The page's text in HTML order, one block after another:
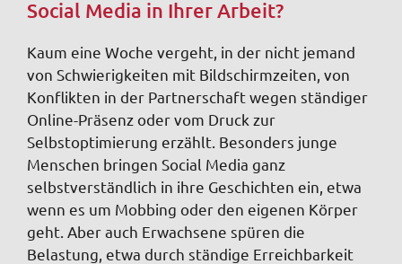
Social Media in Ihrer Arbeit?
Kaum eine Woche vergeht, in der nicht jemand
von Schwierigkeiten mit Bildschirmzeiten, von
Konflikten in der Partnerschaft wegen ständiger
Online-Präsenz oder vom Druck zur
Selbstoptimierung erzählt. Besonders junge
Menschen bringen Social Media ganz
selbstverständlich in ihre Geschichten ein, etwa
wenn es um Mobbing oder den eigenen Körper
geht. Aber auch Erwachsene spüren die
Belastung, etwa durch ständige Erreichbarkeit